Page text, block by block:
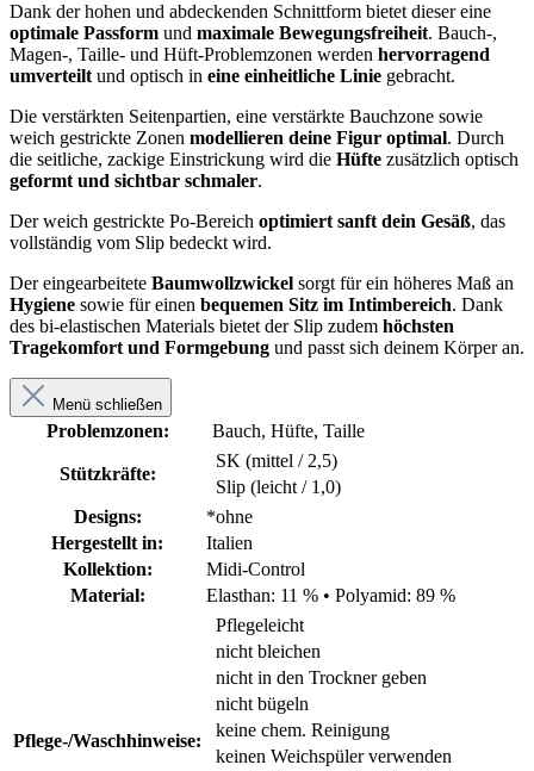
Dank der hohen und abdeckenden Schnittform bietet dieser eine
optimale Passform und maximale Bewegungsfreiheit. Bauch-,
Magen-, Taille- und Hüft-Problemzonen werden hervorragend
umverteilt und optisch in eine einheitliche Linie gebracht.
Die verstärkten Seitenpartien, eine verstärkte Bauchzone sowie
weich gestrickte Zonen modellieren deine Figur optimal. Durch
die seitliche, zackige Einstrickung wird die Hüfte zusätzlich optisch
geformt und sichtbar schmaler.
Der weich gestrickte Po-Bereich optimiert sanft dein Gesäß, das
vollständig vom Slip bedeckt wird.
Der eingearbeitete Baumwollzwickel sorgt für ein höheres Maß an
Hygiene sowie für einen bequemen Sitz im Intimbereich. Dank
des bi-elastischen Materials bietet der Slip zudem höchsten
Tragekomfort und Formgebung und passt sich deinem Körper an.
Menü schließen
Problemzonen: Bauch, Hüfte, Taille
Stützkräfte:
SK (mittel / 2,5)
Slip (leicht / 1,0)
Designs:
*ohne
Hergestellt in:
Italien
Kollektion:
Midi-Control
Material:
Elasthan: 11 % • Polyamid: 89 %
Pflege-/Waschhinweise:
Pflegeleicht
nicht bleichen
nicht in den Trockner geben
nicht bügeln
keine chem. Reinigung
keinen Weichspüler verwenden